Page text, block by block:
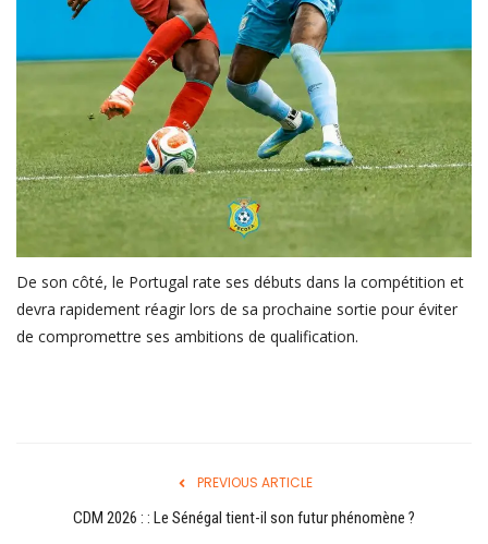
De son côté, le Portugal rate ses débuts dans la compétition et
devra rapidement réagir lors de sa prochaine sortie pour éviter
de compromettre ses ambitions de qualification.
PREVIOUS ARTICLE
CDM 2026 : : Le Sénégal tient-il son futur phénomène ?